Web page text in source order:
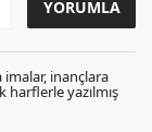
inançlara
harflerle yazılmış